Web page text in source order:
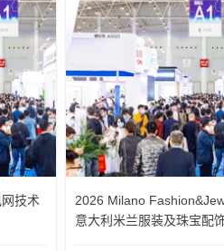
技术
2026 Milano
意大利米兰服装及珠宝配